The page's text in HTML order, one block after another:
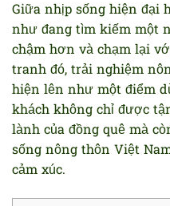
Giữa nhịp sống hiện đại
như đang tìm kiếm một
chậm hơn và chạm lại
tranh đó, trải nghiệm
hiện lên như một điểm
khách không chỉ được
lành của đồng quê mà
sống nông thôn Việt
cảm xúc.